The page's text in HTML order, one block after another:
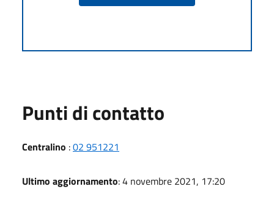
Punti di contatto
Centralino :02 951221
Ultimo aggiornamento: 4 novembre 2021, 17:20